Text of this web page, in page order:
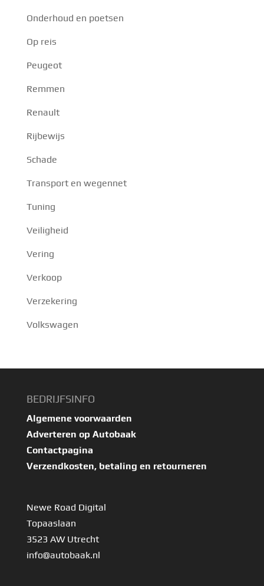
Onderhoud en poetsen
Op reis
Peugeot
Remmen
Renault
Rijbewijs
Schade
Transport en wegennet
Tuning
Veiligheid
Vering
Verkoop
Verzekering
Volkswagen
BEDRIJFSINFO
Algemene voorwaarden
Adverteren op Autobaak
Contactpagina
Verzendkosten, betaling en retourneren
Newe Road Digital
Topaaslaan
3523 AW Utrecht
info@autobaak.nl